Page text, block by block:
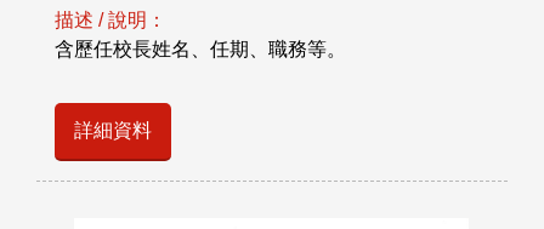
描述 / 說明：
含歷任校長姓名、任期、職務等。
詳細資料